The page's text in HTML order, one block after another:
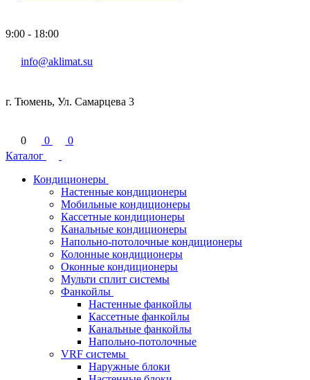
9:00 - 18:00
info@aklimat.su
г. Тюмень, Ул. Самарцева 3
0 0
0
Каталог
Кондиционеры
Настенные кондиционеры
Мобильные кондиционеры
Кассетные кондиционеры
Канальные кондиционеры
Напольно-потолочные кондиционеры
Колонные кондиционеры
Оконные кондиционеры
Мульти сплит системы
Фанкойлы
Настенные фанкойлы
Кассетные фанкойлы
Канальные фанкойлы
Напольно-потолочные
VRF системы
Наружные блоки